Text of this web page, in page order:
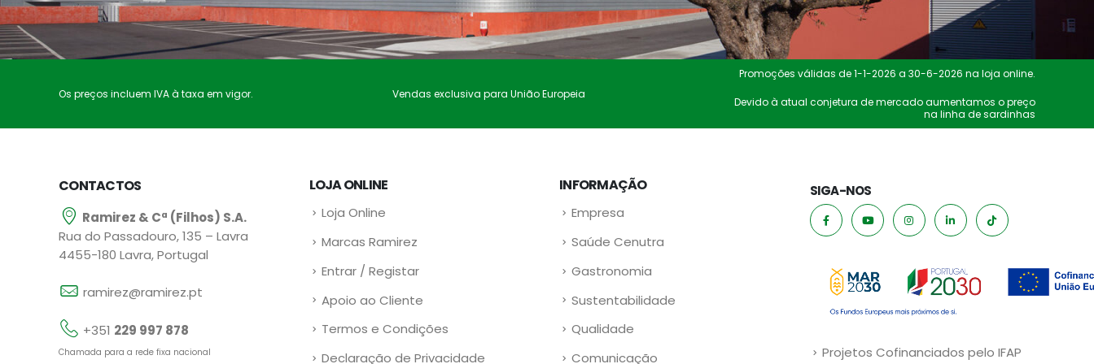
Os preços incluem IVA à taxa em vigor. Vendas exclusiva para União Europeia
Promoções válidas de 1-1-2026 a 30-6-2026 na loja online.
Devido à atual conjetura de mercado aumentamos o preço
na linha de sardinhas
CONTACTOS
Ramirez & Cª (Filhos) S.A.
Rua do Passadouro, 135 – Lavra
4455-180 Lavra, Portugal
ramirez@ramirez.pt
+351 229 997 878
Chamada para a rede fixa nacional
LOJA ONLINE
Loja Online
Marcas Ramirez
Entrar / Registar
Apoio ao Cliente
Termos e Condições
Declaração de Privacidade
INFORMAÇÃO
Empresa
Saúde Cenutra
Gastronomia
Sustentabilidade
Qualidade
Comunicação
SIGA-NOS
Projetos Cofinanciados pelo IFAP